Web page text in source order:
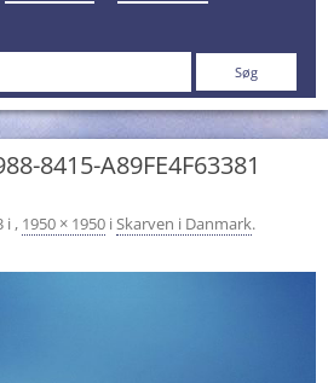
8415-A89FE4F63381
i , 1950 × 1950 iSkarven i Danmark.